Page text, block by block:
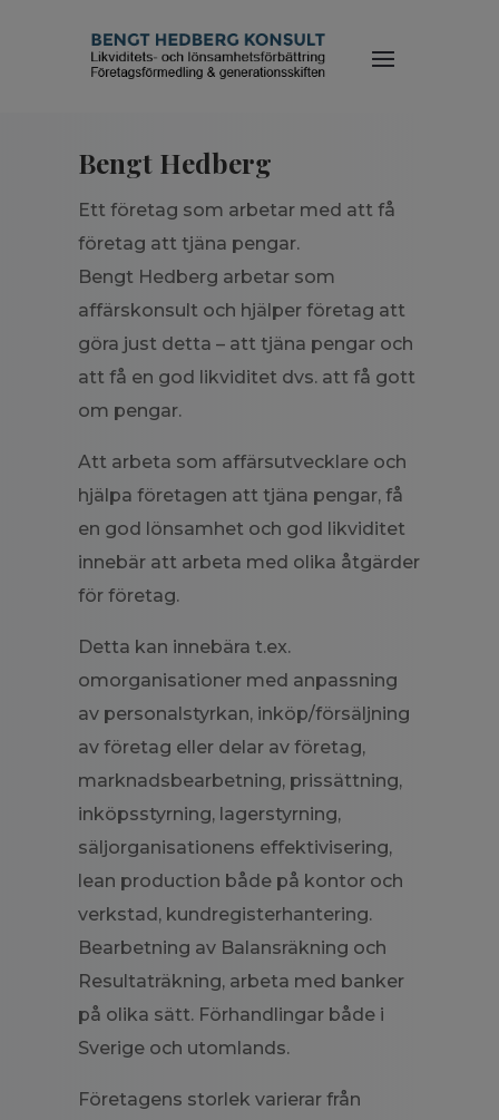
Bengt Hedberg
Ett företag som arbetar med att få
företag att tjäna pengar.
Bengt Hedberg arbetar som
affärskonsult och hjälper företag att
göra just detta – att tjäna pengar och
att få en god likviditet dvs. att få gott
om pengar.
Att arbeta som affärsutvecklare och
hjälpa företagen att tjäna pengar, få
en god lönsamhet och god likviditet
innebär att arbeta med olika åtgärder
för företag.
Detta kan innebära t.ex.
omorganisationer med anpassning
av personalstyrkan, inköp/försäljning
av företag eller delar av företag,
marknadsbearbetning, prissättning,
inköpsstyrning, lagerstyrning,
säljorganisationens effektivisering,
lean production både på kontor och
verkstad, kundregisterhantering.
Bearbetning av Balansräkning och
Resultaträkning, arbeta med banker
på olika sätt. Förhandlingar både i
Sverige och utomlands.
Företagens storlek varierar från